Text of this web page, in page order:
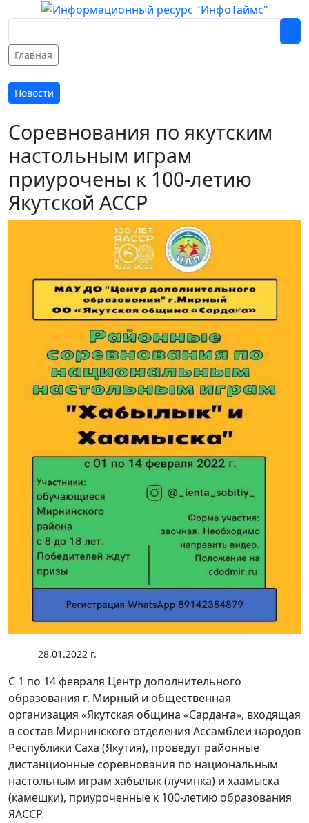
Главная
Новости
Соревнования по якутским
настольным играм
приурочены к 100-летию
Якутской АССР
28.01.2022 г.
С 1 по 14 февраля Центр дополнительного
образования г. Мирный и общественная
организация «Якутская община «Сардаҥа», входящая
в состав Мирнинского отделения Ассамблеи народов
Республики Саха (Якутия), проведут районные
дистанционные соревнования по национальным
настольным играм хабылык (лучинка) и хаамыска
(камешки), приуроченные к 100-летию образования
ЯАССР.